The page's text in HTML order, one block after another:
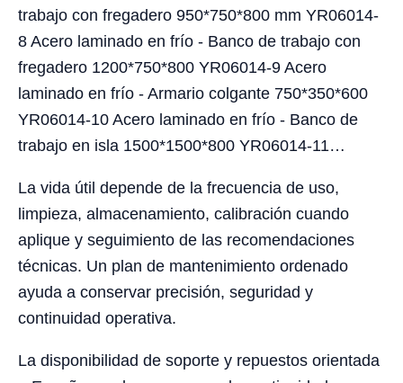
trabajo con fregadero 950*750*800 mm YR06014-
8 Acero laminado en frío - Banco de trabajo con
fregadero 1200*750*800 YR06014-9 Acero
laminado en frío - Armario colgante 750*350*600
YR06014-10 Acero laminado en frío - Banco de
trabajo en isla 1500*1500*800 YR06014-11…
La vida útil depende de la frecuencia de uso,
limpieza, almacenamiento, calibración cuando
aplique y seguimiento de las recomendaciones
técnicas. Un plan de mantenimiento ordenado
ayuda a conservar precisión, seguridad y
continuidad operativa.
La disponibilidad de soporte y repuestos orientada